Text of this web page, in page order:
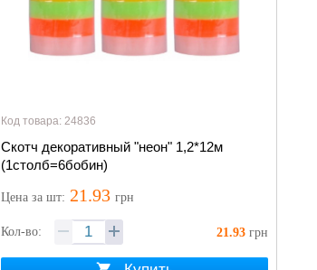
Код товара: 24836
Скотч декоративный "неон" 1,2*12м
(1столб=6бобин)
Ценаза шт: 21.93 грн
Кол-во: 21.93 грн